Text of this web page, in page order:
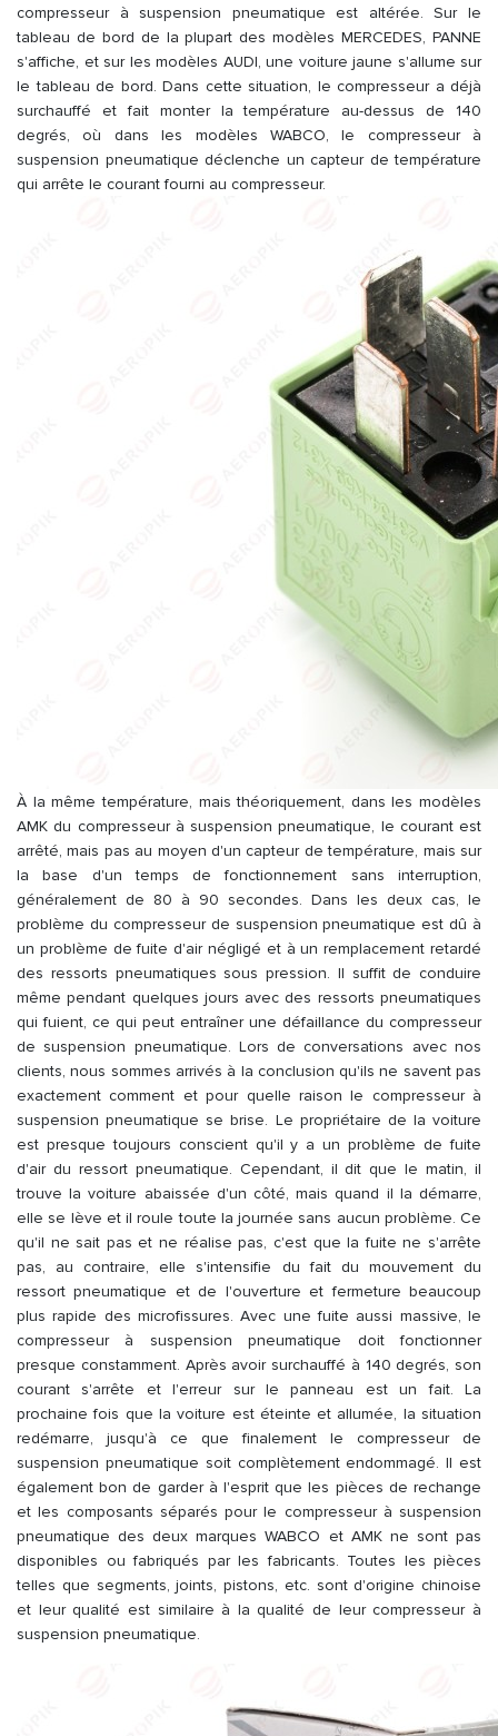
compresseur à suspension pneumatique est altérée. Sur le
tableau de bord de la plupart des modèles MERCEDES, PANNE
s'affiche, et sur les modèles AUDI, une voiture jaune s'allume sur
le tableau de bord. Dans cette situation, le compresseur a déjà
surchauffé et fait monter la température au-dessus de 140
degrés, où dans les modèles WABCO, le compresseur à
suspension pneumatique déclenche un capteur de température
qui arrête le courant fourni au compresseur.
À la même température, mais théoriquement, dans les modèles
AMK du compresseur à suspension pneumatique, le courant est
arrêté, mais pas au moyen d'un capteur de température, mais sur
la base d'un temps de fonctionnement sans interruption,
généralement de 80 à 90 secondes. Dans les deux cas, le
problème du compresseur de suspension pneumatique est dû à
un problème de fuite d'air négligé et à un remplacement retardé
des ressorts pneumatiques sous pression. Il suffit de conduire
même pendant quelques jours avec des ressorts pneumatiques
qui fuient, ce qui peut entraîner une défaillance du compresseur
de suspension pneumatique. Lors de conversations avec nos
clients, nous sommes arrivés à la conclusion qu'ils ne savent pas
exactement comment et pour quelle raison le compresseur à
suspension pneumatique se brise. Le propriétaire de la voiture
est presque toujours conscient qu'il y a un problème de fuite
d'air du ressort pneumatique. Cependant, il dit que le matin, il
trouve la voiture abaissée d'un côté, mais quand il la démarre,
elle se lève et il roule toute la journée sans aucun problème. Ce
qu'il ne sait pas et ne réalise pas, c'est que la fuite ne s'arrête
pas, au contraire, elle s'intensifie du fait du mouvement du
ressort pneumatique et de l'ouverture et fermeture beaucoup
plus rapide des microfissures. Avec une fuite aussi massive, le
compresseur à suspension pneumatique doit fonctionner
presque constamment. Après avoir surchauffé à 140 degrés, son
courant s'arrête et l'erreur sur le panneau est un fait. La
prochaine fois que la voiture est éteinte et allumée, la situation
redémarre, jusqu'à ce que finalement le compresseur de
suspension pneumatique soit complètement endommagé. Il est
également bon de garder à l'esprit que les pièces de rechange
et les composants séparés pour le compresseur à suspension
pneumatique des deux marques WABCO et AMK ne sont pas
disponibles ou fabriqués par les fabricants. Toutes les pièces
telles que segments, joints, pistons, etc. sont d'origine chinoise
et leur qualité est similaire à la qualité de leur compresseur à
suspension pneumatique.